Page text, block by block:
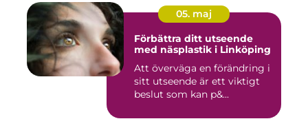
05. maj
Förbättra ditt utseende
med näsplastik i Linköping
Att överväga en förändring i
sitt utseende är ett viktigt
beslut som kan p&...